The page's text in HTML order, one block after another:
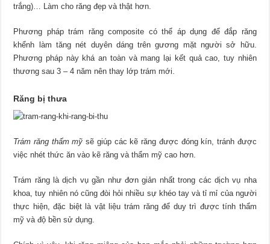
trắng)… Làm cho răng đẹp và thật hơn.
Phương pháp trám răng composite có thể áp dụng để đắp răng
khểnh làm tăng nét duyên dáng trên gương mặt người sở hữu.
Phương pháp này khá an toàn và mang lại kết quả cao, tuy nhiên
thương sau 3 – 4 năm nên thay lớp trám mới.
Răng bị thưa
Trám răng thẩm mỹ sẽ giúp các kẽ răng được đóng kín, tránh được
việc nhét thức ăn vào kẽ răng và thẩm mỹ cao hơn.
Trám răng là dịch vụ gần như đơn giản nhất trong các dịch vụ nha
khoa, tuy nhiên nó cũng đòi hỏi nhiều sự khéo tay và tỉ mỉ của người
thực hiện, đặc biệt là vật liệu trám răng để duy trì được tính thẩm
mỹ và độ bền sử dụng.